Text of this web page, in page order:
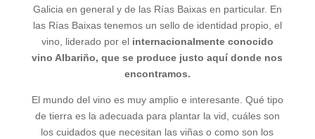
Galicia en general y de las Rías Baixas en particular. En
las Rías Baixas tenemos un sello de identidad propio, el
vino, liderado por el internacionalmente conocido
vino Albariño, que se produce justo aquí donde nos
encontramos.
El mundo del vino es muy amplio e interesante. Qué tipo
de tierra es la adecuada para plantar la vid, cuáles son
los cuidados que necesitan las viñas o como son los